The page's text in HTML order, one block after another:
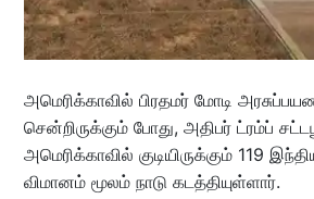
அமெரிக்காவில் பிரதமர் மோடி
சென்றிருக்கும் போது, அதிபர் ட்ரம்ப்
அமெரிக்காவில் குடியிருக்கும் 119
விமானம் மூலம் நாடு கடத்தியுள்ளார்.